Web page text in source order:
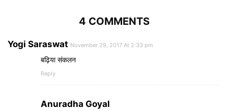
4 COMMENTS
Yogi Saraswat November 29, 2017 At 2:33 pm
बढ़िया संकलन
Reply
Anuradha Goyal